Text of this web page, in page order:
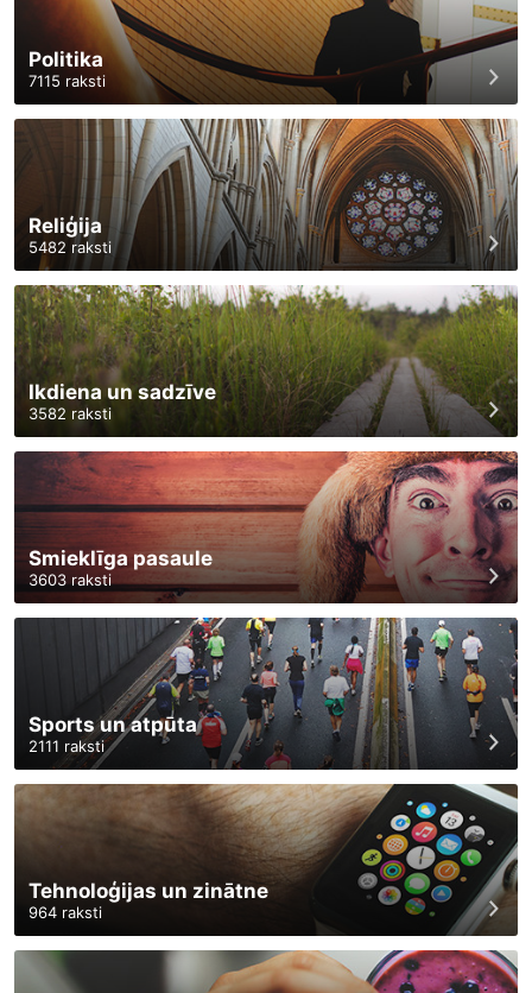
Politika
7115 raksti
Reliģija
5482 raksti
Ikdiena un sadzīve
3582 raksti
Smieklīga pasaule
3603raksti
Sports un atpūta
2111 raksti
Tehnoloģijas un zinātne
964 raksti